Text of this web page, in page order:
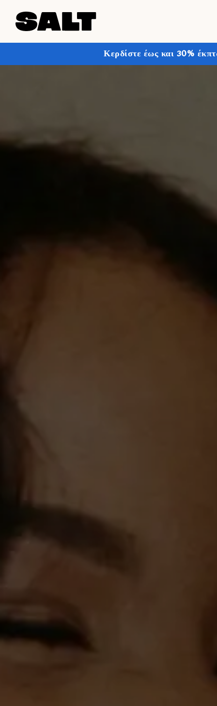
Κερδίστε έως και 30%